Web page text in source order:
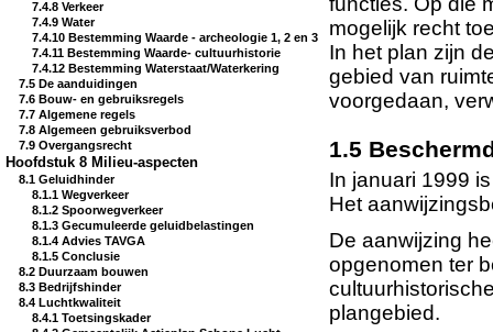
7.4.8 Verkeer
7.4.9 Water
7.4.10 Bestemming Waarde - archeologie 1, 2 en 3
7.4.11 Bestemming Waarde- cultuurhistorie
7.4.12 Bestemming Waterstaat/Waterkering
7.5 De aanduidingen
7.6 Bouw- en gebruiksregels
7.7 Algemene regels
7.8 Algemeen gebruiksverbod
7.9 Overgangsrecht
Hoofdstuk 8 Milieu-aspecten
8.1 Geluidhinder
8.1.1 Wegverkeer
8.1.2 Spoorwegverkeer
8.1.3 Gecumuleerde geluidbelastingen
8.1.4 Advies TAVGA
8.1.5 Conclusie
8.2 Duurzaam bouwen
8.3 Bedrijfshinder
8.4 Luchtkwaliteit
8.4.1 Toetsingskader
mogelijk recht
In het plan zijn
gebied van
voorgedaan,
1.5
In januari 1999
Het
De aanwijzing
opgenomen ter
plangebied.